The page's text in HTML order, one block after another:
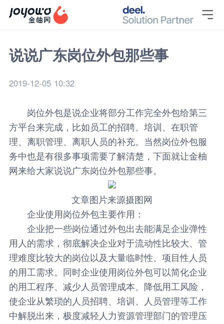

说说广东岗位外包那些事
2019-12-05 10:32
岗位外包是说企业将部分工作完全外包给第三
方平台来完成，比如员工的招聘、培训、在职管
理、离职管理、离职人员的补充。当然岗位外包服
务中也是有很多事项需要了解清楚，下面就让金柚
网来给大家说说广东岗位外包那些事。
文章图片来源摄图网
企业使用岗位外包主要作用 ：
企业把一些岗位通过外包出去能满足企业弹性
用人的需求，彻底解决企业对于流动性比较大、管
理难度比较大的岗位以及大量临时性、项目性人员
的用工需求。同时企业使用岗位外包可以简化企业
的用工程序、减少人员管理成本、降低用工风险，
使企业从繁琐的人员招聘、培训、人员管理等工作
中解脱出来，极度减轻人力资源管理部门的管理压